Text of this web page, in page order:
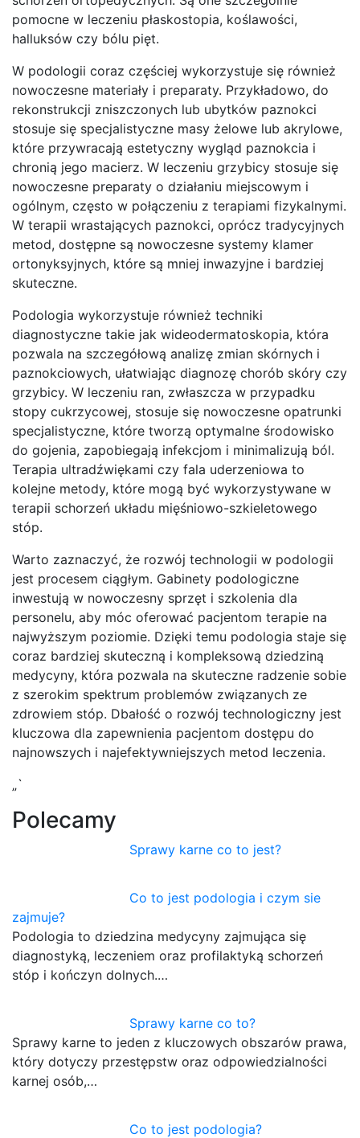
pomocne w leczeniu płaskostopia, koślawości,
halluksów czy bólu pięt.
W podologii coraz częściej wykorzystuje się również
nowoczesne materiały i preparaty. Przykładowo, do
rekonstrukcji zniszczonych lub ubytków paznokci
stosuje się specjalistyczne masy żelowe lub akrylowe,
które przywracają estetyczny wygląd paznokcia i
chronią jego macierz. W leczeniu grzybicy stosuje się
nowoczesne preparaty o działaniu miejscowym i
ogólnym, często w połączeniu z terapiami fizykalnymi.
W terapii wrastających paznokci, oprócz tradycyjnych
metod, dostępne są nowoczesne systemy klamer
ortonyksyjnych, które są mniej inwazyjne i bardziej
skuteczne.
Podologia wykorzystuje również techniki
diagnostyczne takie jak wideodermatoskopia, która
pozwala na szczegółową analizę zmian skórnych i
paznokciowych, ułatwiając diagnozę chorób skóry czy
grzybicy. W leczeniu ran, zwłaszcza w przypadku
stopy cukrzycowej, stosuje się nowoczesne opatrunki
specjalistyczne, które tworzą optymalne środowisko
do gojenia, zapobiegają infekcjom i minimalizują ból.
Terapia ultradźwiękami czy fala uderzeniowa to
kolejne metody, które mogą być wykorzystywane w
terapii schorzeń układu mięśniowo-szkieletowego
stóp.
Warto zaznaczyć, że rozwój technologii w podologii
jest procesem ciągłym. Gabinety podologiczne
inwestują w nowoczesny sprzęt i szkolenia dla
personelu, aby móc oferować pacjentom terapie na
najwyższym poziomie. Dzięki temu podologia staje się
coraz bardziej skuteczną i kompleksową dziedziną
medycyny, która pozwala na skuteczne radzenie sobie
z szerokim spektrum problemów związanych ze
zdrowiem stóp. Dbałość o rozwój technologiczny jest
kluczowa dla zapewnienia pacjentom dostępu do
najnowszych i najefektywniejszych metod leczenia.
„`
Polecamy
Sprawy karne co to jest?
Co to jest podologia i czym sie
zajmuje?
Podologia to dziedzina medycyny zajmująca się
diagnostyką, leczeniem oraz profilaktyką schorzeń
stóp i kończyn dolnych.…
Sprawy karne co to?
Sprawy karne to jeden z kluczowych obszarów prawa,
który dotyczy przestępstw oraz odpowiedzialności
karnej osób,…
Co to jest podologia?